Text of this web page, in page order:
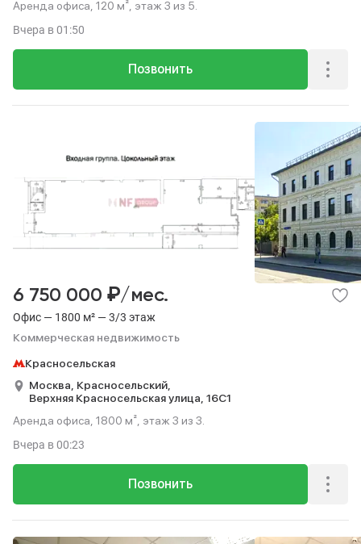
Аренда офиса, 120 м², этаж 3 из 5.
Позвонить
Вчера в 01:50
Офис — 1800 м² — 3/3 этаж
Коммерческая недвижимость
6 750 000 ₽/мес.
Красносельская
Москва, Красносельский,
Верхняя Красносельская улица, 16С1
Аренда офиса, 1800 м², этаж 3 из 3.
Позвонить
Вчера в 00:23